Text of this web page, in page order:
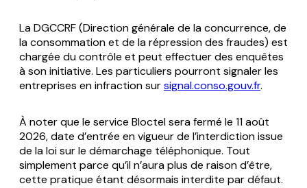
La DGCCRF (Direction générale de la concurrence, de
la consommation et de la répression des fraudes) est
chargée du contrôle et peut effectuer des enquêtes
à son initiative. Les particuliers pourront signaler les
entreprises en infraction sursignal.conso.gouv.fr.
À noter que le service Bloctel sera fermé le 11 août
2026, date d’entrée en vigueur de l’interdiction issue
de la loi sur le démarchage téléphonique. Tout
simplement parce qu’il n’aura plus de raison d’être,
cette pratique étant désormais interdite par défaut.